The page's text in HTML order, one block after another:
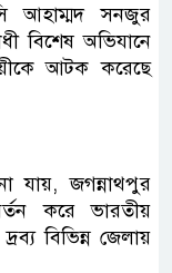
আহাম্মদ সনজুর
বিশেষ অভিযানে
আটক করেছে
যায়, জগন্নাথপুর
করে ভারতীয়
বিভিন্ন জেলায়